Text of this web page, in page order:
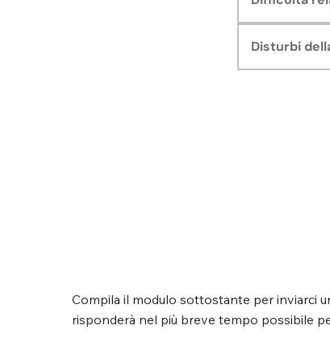
Disturbi
Compila il modulo sottostante per inviarci
risponderà nel più breve tempo possibile